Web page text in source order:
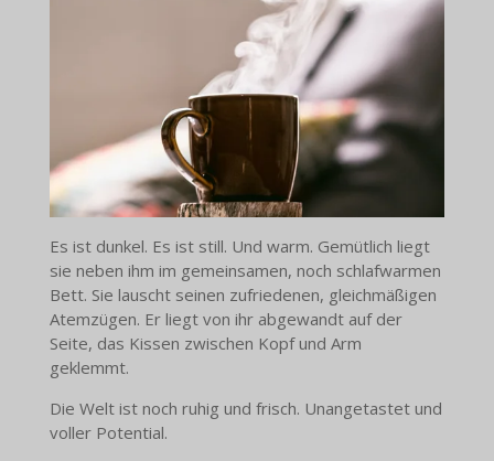
Es ist dunkel. Es ist still. Und warm. Gemütlich liegt
sie neben ihm im gemeinsamen, noch schlafwarmen
Bett. Sie lauscht seinen zufriedenen, gleichmäßigen
Atemzügen. Er liegt von ihr abgewandt auf der
Seite, das Kissen zwischen Kopf und Arm
geklemmt.
Die Welt ist noch ruhig und frisch. Unangetastet und
voller Potential.